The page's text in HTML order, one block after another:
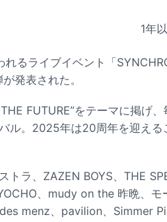
1年
れるライブイベント「
発表された。
FUTURE”をテーマに掲げ
ル。2025年は20周年を迎える
トラ、ZAZEN BOYS、THE
、mudy on the 昨晩、モ
menz、pavilion、Simmer